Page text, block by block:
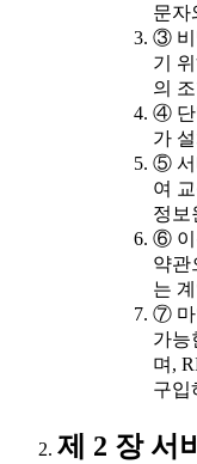
문자
③ 비
기
의
④ 단
가
⑤ 서
여
정보
⑥ 이
약관
는
⑦ 마
가능
며,
구입
제 2 장 서